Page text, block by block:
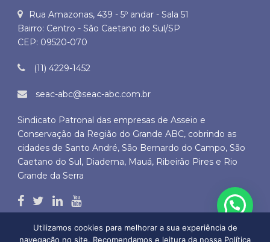
Rua Amazonas, 439 - 5º andar - Sala 51
Bairro: Centro - São Caetano do Sul/SP
CEP: 09520-070
(11) 4229-1452
seac-abc@seac-abc.com.br
Sindicato Patronal das empresas de Asseio e
Conservação da Região do Grande ABC, cobrindo as
cidades de Santo André, São Bernardo do Campo, São
Caetano do Sul, Diadema, Mauá, Ribeirão Pires e Rio
Grande da Serra
Utilizamos cookies para melhorar a sua experiência de
navegação no site. Recomendamos e leitura da nossa Política